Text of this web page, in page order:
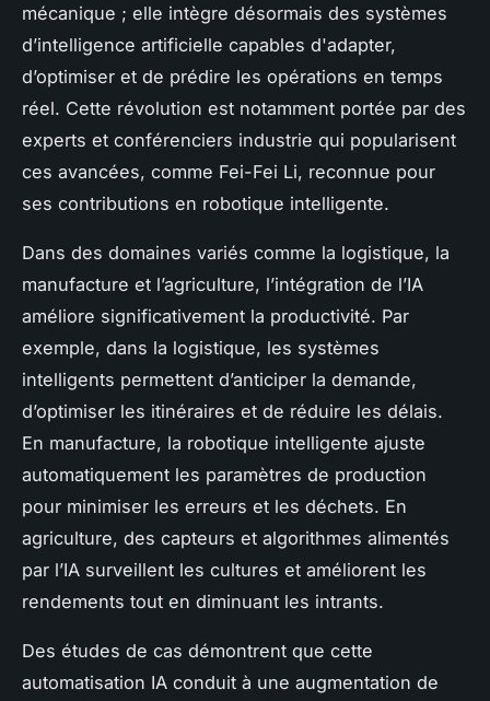
mécanique ; elle intègre désormais des systèmes
d’intelligence artificielle capables d'adapter,
d’optimiser et de prédire les opérations en temps
réel. Cette révolution est notamment portée par des
experts et conférenciers industrie qui popularisent
ces avancées, comme Fei-Fei Li, reconnue pour
ses contributions en robotique intelligente.
Dans des domaines variés comme la logistique, la
manufacture et l’agriculture, l’intégration de l’IA
améliore significativement la productivité. Par
exemple, dans la logistique, les systèmes
intelligents permettent d’anticiper la demande,
d’optimiser les itinéraires et de réduire les délais.
En manufacture, la robotique intelligente ajuste
automatiquement les paramètres de production
pour minimiser les erreurs et les déchets. En
agriculture, des capteurs et algorithmes alimentés
par l’IA surveillent les cultures et améliorent les
rendements tout en diminuant les intrants.
Des études de cas démontrent que cette
automatisation IA conduit à une augmentation de